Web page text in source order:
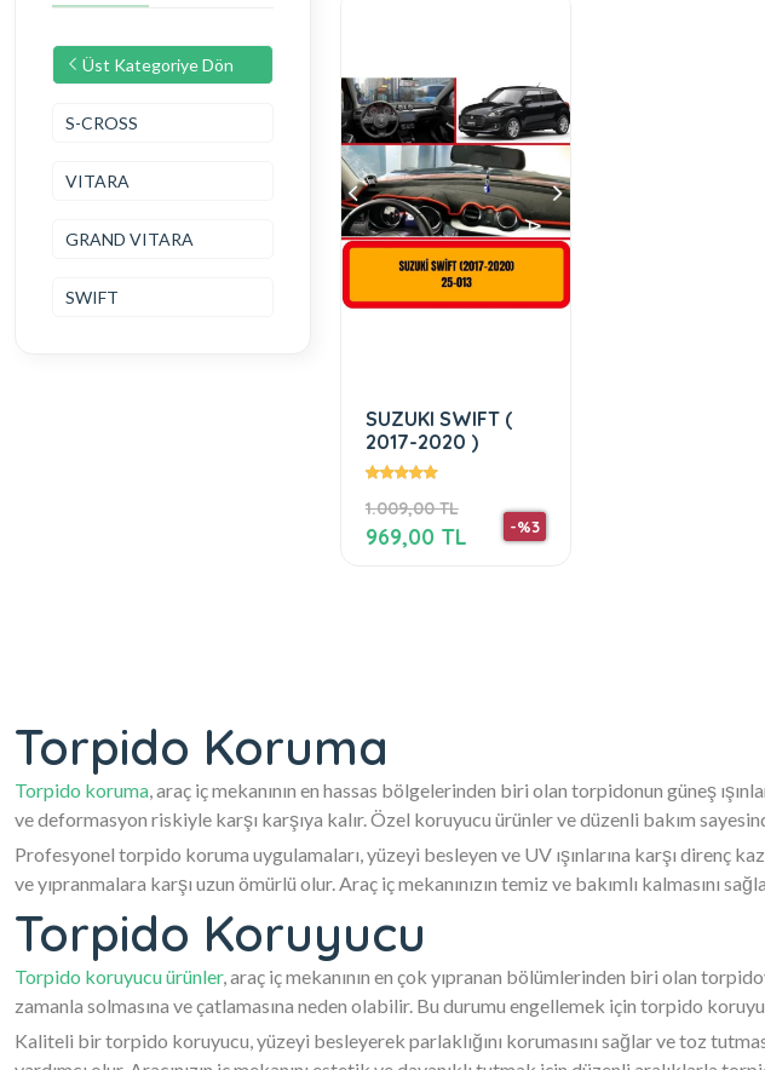
Üst Kategoriye Dön
S-CROSS
VITARA
GRAND VITARA
SWIFT
SUZUKI SWIFT (
2017-2020 )
1.009,00 TL
-%3
969,00 TL
Torpido Koruma
Torpido koruma, araç iç mekanının en hassas bölgelerinden biri olan torpidonun güneş
ve deformasyon riskiyle karşı karşıya kalır. Özel koruyucu ürünler ve düzenli bakım
Profesyonel torpido koruma uygulamaları, yüzeyi besleyen ve UV ışınlarına karşı direnç
ve yıpranmalara karşı uzun ömürlü olur. Araç iç mekanınızın temiz ve bakımlı kalmasını
Torpido Koruyucu
Torpido koruyucu ürünler, araç iç mekanının en çok yıpranan bölümlerinden biri olan
zamanla solmasına ve çatlamasına neden olabilir. Bu durumu engellemek için torpido
Kaliteli bir torpido koruyucu, yüzeyi besleyerek parlaklığını korumasını sağlar ve toz